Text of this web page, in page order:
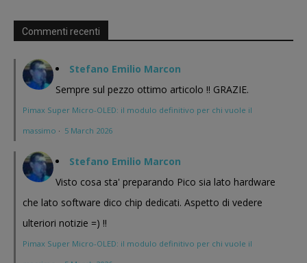
Commenti recenti
Stefano Emilio Marcon
Sempre sul pezzo ottimo articolo !! GRAZIE.
Pimax Super Micro-OLED: il modulo definitivo per chi vuole il
massimo · 5 March 2026
Stefano Emilio Marcon
Visto cosa sta' preparando Pico sia lato hardware
che lato software dico chip dedicati. Aspetto di vedere
ulteriori notizie =) !!
Pimax Super Micro-OLED: il modulo definitivo per chi vuole il